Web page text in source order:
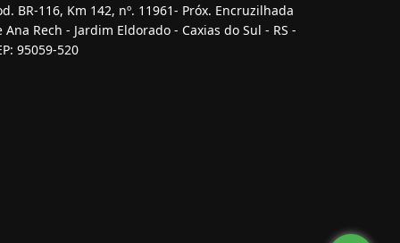
BR-116, Km 142, nº. 11961- Próx. Encruzilhada
Ana Rech - Jardim Eldorado - Caxias do Sul - RS -
95059-520